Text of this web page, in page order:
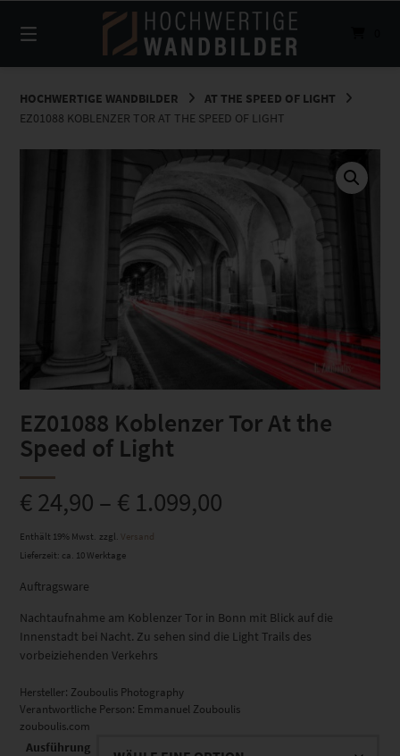
zum
Inhalt
HOCHWERTIGE WANDBILDER
AT THE SPEED OF LIGHT
EZ01088 KOBLENZER TOR AT THE SPEED OF LIGHT
EZ01088 Koblenzer Tor At the
Speed of Light
€24,90 – € 1.099,00
Enthält 19% Mwst. zzgl.
Versand
Lieferzeit: ca. 10 Werktage
Auftragsware
Nachtaufnahme am Koblenzer Tor in Bonn mit Blick auf die
Innenstadt bei Nacht. Zu sehen sind die Light Trails des
vorbeiziehenden Verkehrs
Hersteller: Zouboulis Photography
Verantwortliche Person: Emmanuel Zouboulis
zouboulis.com
Ausführung